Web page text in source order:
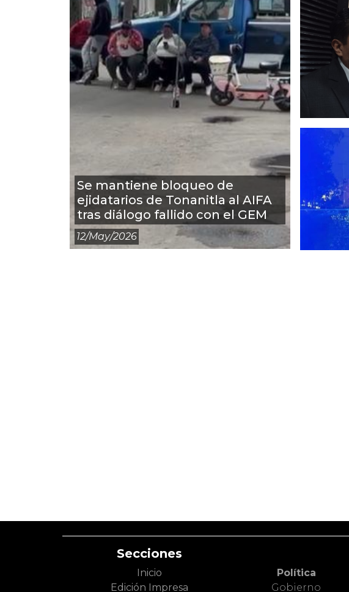
Se mantiene bloqueo de
ejidatarios de Tonanitla al AIFA
tras diálogo fallido con el GEM
12/may/2026
Secciones
Inicio
Edición Impresa
Política
Gobierno